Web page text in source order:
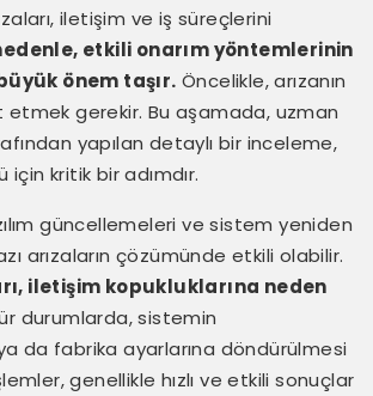
iletişim ve iş süreçlerini
etkili onarım yöntemlerinin
önem taşır. Öncelikle, arızanın
etmek gerekir. Bu aşamada, uzman
yapılan detaylı bir inceleme,
kritik bir adımdır.
güncellemeleri ve sistem yeniden
arızaların çözümünde etkili olabilir.
iletişim kopukluklarına neden
durumlarda, sistemin
da fabrika ayarlarına döndürülmesi
genellikle hızlı ve etkili sonuçlar